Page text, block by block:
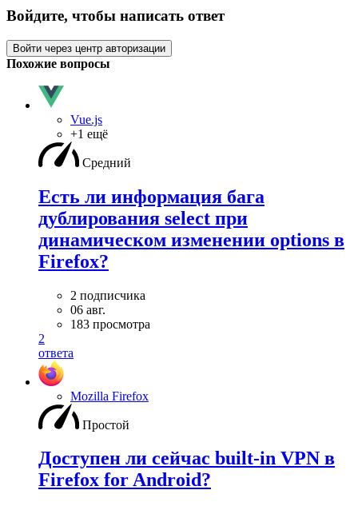
Войдите, чтобы написать ответ
Войти через центр авторизации
Похожие вопросы
Vue.js
+1 ещё
Средний
Есть ли информация бага
дублирования select при
динамическом изменении options в
Firefox?
2 подписчика
06 авг.
183 просмотра
2
ответа
Mozilla Firefox
Простой
Доступен ли сейчас built-in VPN в
Firefox for Android?